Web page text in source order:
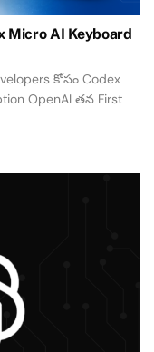
Micro AI Keyboard
కోసం Codex
OpenAI తన First